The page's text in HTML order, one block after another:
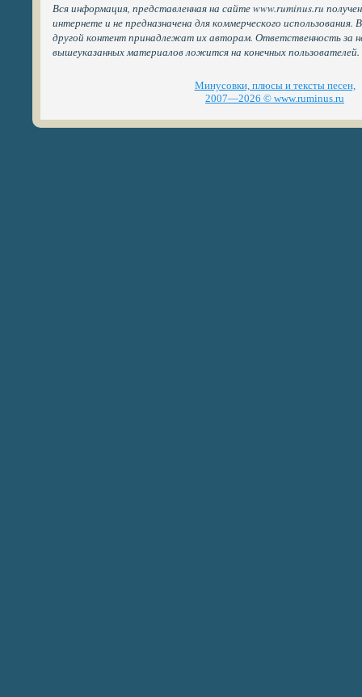
Вся информация, представленная на сайте www.ruminus.ru
интернете и не предназначена для коммерческого
другой контент принадлежат их авторам. Ответственность за
вышеуказанных материалов ложится на конечных пользователей.
Минусовки, плюсы и тексты песен,
2007—2026 © www.ruminus.ru